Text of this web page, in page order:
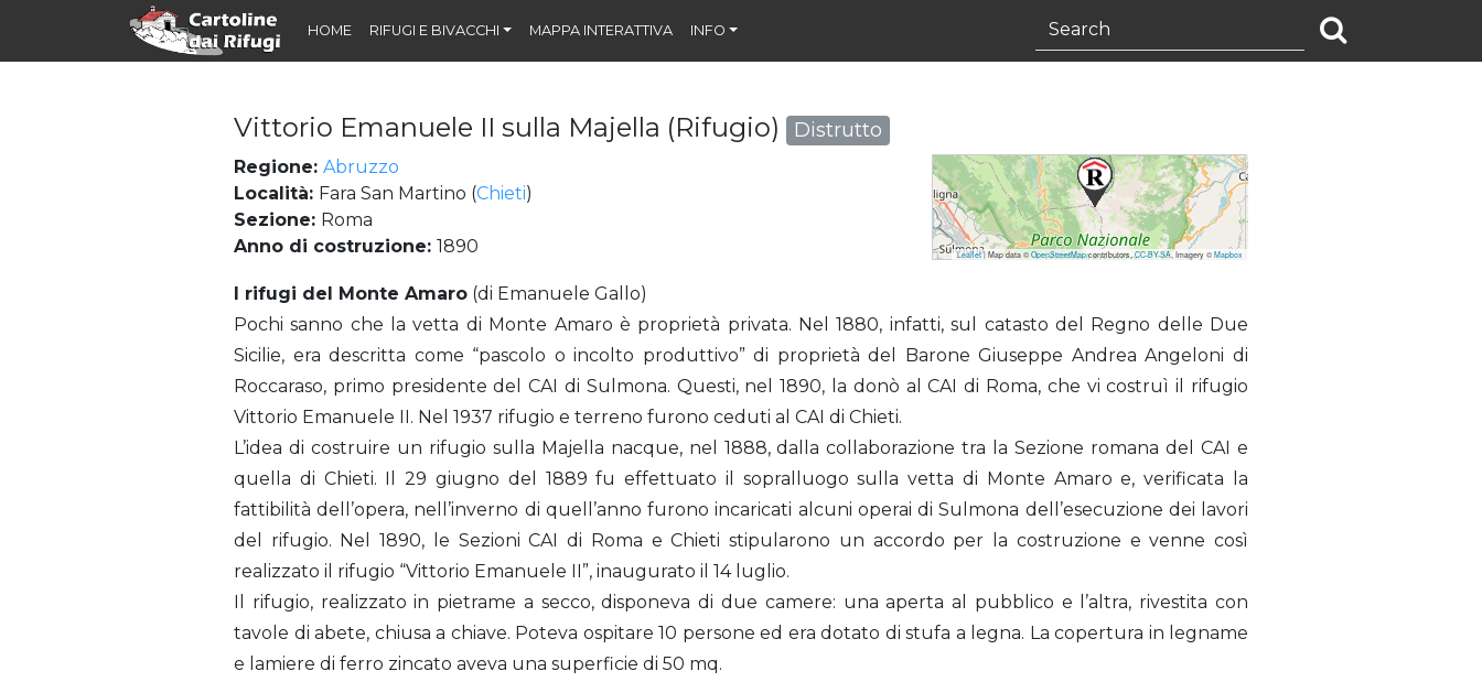
HOME RIFUGI E BIVACCHI MAPPA INTERATTIVA INFO
Vittorio Emanuele II sulla Majella (Rifugio) Distrutto
Regione: Abruzzo
Località: Fara San Martino (Chieti)
Sezione: Roma
Anno di costruzione: 1890 Leaflet| Map data © OpenStreetMapcontributors, CC-BY-SA, Imagery © Mapbox
I rifugi del Monte Amaro (di Emanuele Gallo)
Pochi sanno che la vetta di Monte Amaro è proprietà privata. Nel 1880, infatti, sul catasto del Regno delle Due
Sicilie, era descritta come “pascolo o incolto produttivo” di proprietà del Barone Giuseppe Andrea Angeloni di
Roccaraso, primo presidente del CAI di Sulmona. Questi, nel 1890, la donò al CAI di Roma, che vi costruì il rifugio
Vittorio Emanuele II. Nel 1937 rifugio e terreno furono ceduti al CAI di Chieti.
L’idea di costruire un rifugio sulla Majella nacque, nel 1888, dalla collaborazione tra la Sezione romana del CAI e
quella di Chieti. Il 29 giugno del 1889 fu effettuato il sopralluogo sulla vetta di Monte Amaro e, verificata la
fattibilità dell’opera, nell’inverno di quell’anno furono incaricati alcuni operai di Sulmona dell’esecuzione dei lavori
del rifugio. Nel 1890, le Sezioni CAI di Roma e Chieti stipularono un accordo per la costruzione e venne così
realizzato il rifugio “Vittorio Emanuele II”, inaugurato il 14 luglio.
Il rifugio, realizzato in pietrame a secco, disponeva di due camere: una aperta al pubblico e l’altra, rivestita con
tavole di abete, chiusa a chiave. Poteva ospitare 10 persone ed era dotato di stufa a legna. La copertura in legname
e lamiere di ferro zincato aveva una superficie di 50 mq.